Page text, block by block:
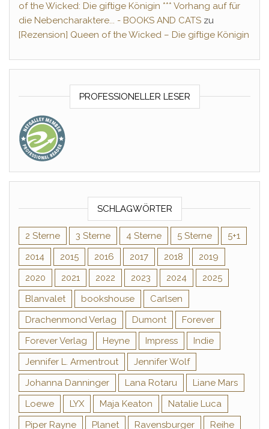
of the Wicked: Die giftige Königin *** Vorhang auf für
die Nebencharaktere... - BOOKS AND CATS zu
[Rezension] Queen of the Wicked – Die giftige Königin
PROFESSIONELLER LESER
SCHLAGWÖRTER
2 Sterne 3 Sterne 4 Sterne 5 Sterne
5+1
2014
2015 2016 2017 2018
2019
2020
2021 2022 2023 2024
2025
Blanvalet
bookshouse
Carlsen
Drachenmond Verlag
Dumont
Forever
Forever Verlag
Heyne Impress
Indie
Jennifer L. Armentrout
Jennifer Wolf
Johanna Danninger
Lana Rotaru
Liane Mars
Loewe
LYX Maja Keaton
Natalie Luca
Piper Rayne
Planet Ravensburger
Reihe